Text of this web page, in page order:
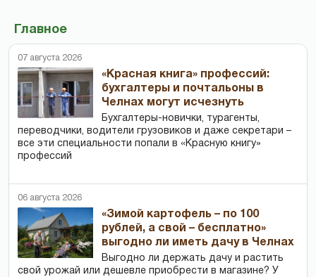
Главное
07 августа 2026
«Красная книга» профессий:
бухгалтеры и почтальоны в
Челнах могут исчезнуть
Бухгалтеры-новички, тур­агенты,
переводчики, водители грузовиков и даже секретари –
все эти специальности попали в «Красную книгу»
профессий
06 августа 2026
«Зимой картофель – по 100
рублей, а свой – бесплатно»
выгодно ли иметь дачу в Челнах
Выгодно ли держать дачу и растить
свой урожай или дешевле приобрести в магазине? У